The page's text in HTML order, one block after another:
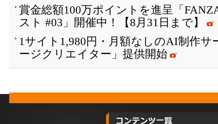
賞金総額100万ポイントを進呈「
スト #03」開催中！【8月31日まで】
1サイト1,980円・月額なしのAI制作
ージクリエイター」提供開始